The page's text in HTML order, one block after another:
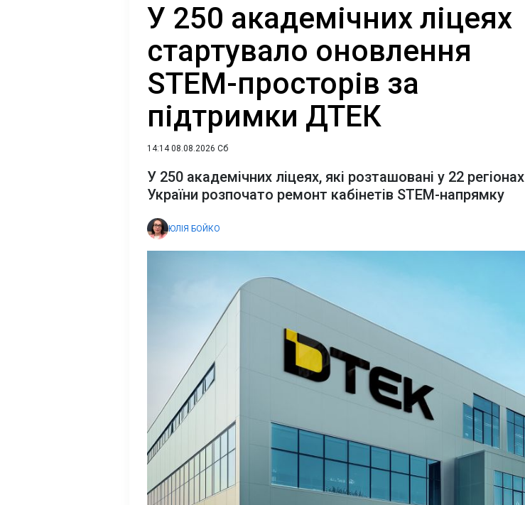
У 250 академічних ліцеях
стартувало оновлення
STEM-просторів за
підтримки ДТЕК​‌
14:14 08.08.2026 Сб
У 250 академічних ліцеях, які розташовані у 22 регіонах
України розпочато ремонт кабінетів STEM-напрямку
ЮЛІЯ БОЙКО